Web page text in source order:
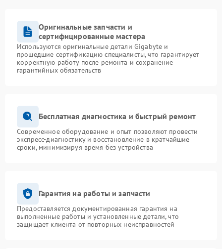
Оригинальные запчасти и
сертифицированные мастера
Используются оригинальные детали Gigabyte и
прошедшие сертификацию специалисты, что гарантирует
корректную работу после ремонта и сохранение
гарантийных обязательств
Бесплатная диагностика и быстрый ремонт
Современное оборудование и опыт позволяют провести
экспресс-диагностику и восстановление в кратчайшие
сроки, минимизируя время без устройства
Гарантия на работы и запчасти
Предоставляется документированная гарантия на
выполненные работы и установленные детали, что
защищает клиента от повторных неисправностей